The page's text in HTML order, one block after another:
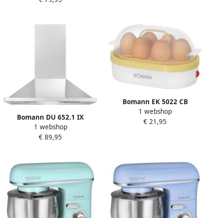
Bomann DU 652.1 IX
afzuigkap RVS wandschouw
muurmontage
1 webshop
€ 89,95
Bomann EK 5022 CB
Eierkoker
1 webshop
€ 21,95